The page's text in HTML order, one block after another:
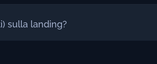
sulla landing?